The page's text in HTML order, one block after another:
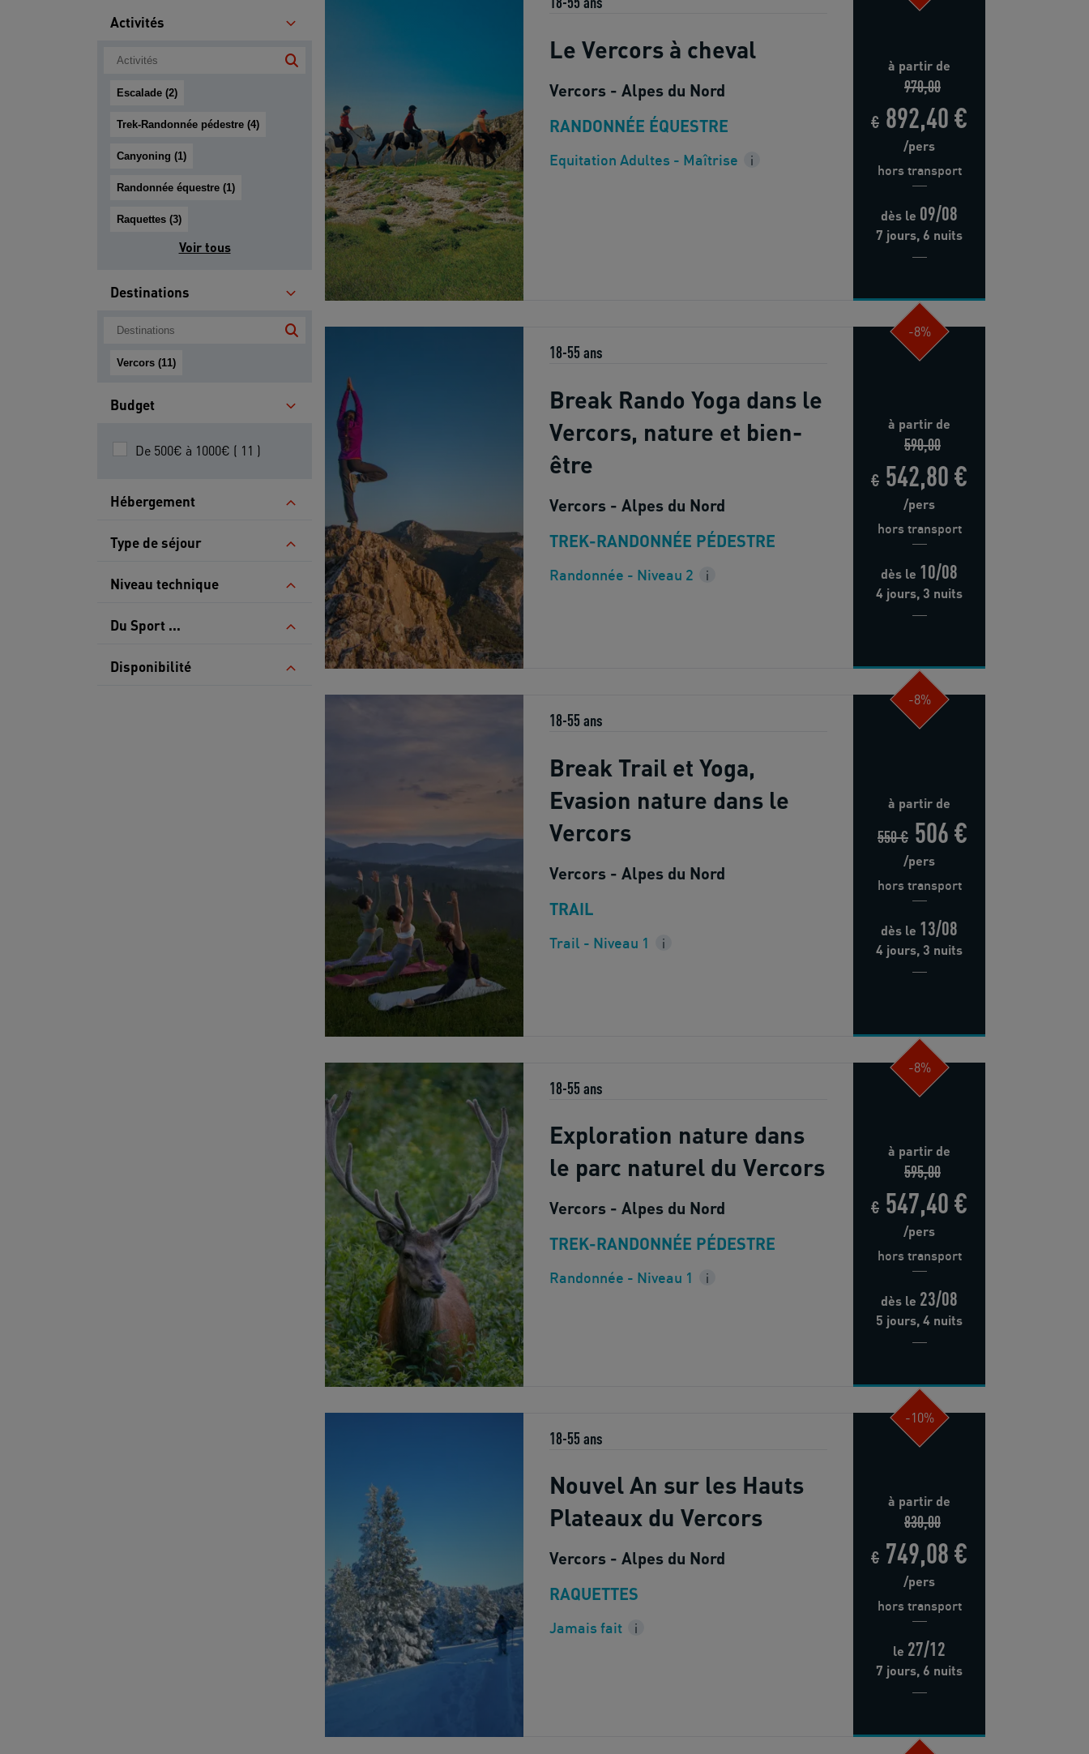
Activités
Escalade (2)
Trek-Randonnée pédestre (4)
Canyoning (1)
Randonnée équestre (1)
Raquettes (3)
Voir tous
Destinations
Vercors (11)
Budget
De 500€ à 1000€ ( 11 )
Hébergement
Type de séjour
Niveau technique
Du Sport ...
Disponibilité
Le Vercors à cheval
Vercors - Alpes du Nord
RANDONNÉE ÉQUESTRE
Equitation Adultes - Maîtrise i
à partir de
970,00
€ 892,40 €
/pers
hors transport
dès le 09/08
7 jours, 6 nuits
18-55 ans
Break Rando Yoga dans le
Vercors, nature et bien-
être
Vercors - Alpes du Nord
TREK-RANDONNÉE PÉDESTRE
Randonnée - Niveau 2 i
-8%
à partir de
590,00
€ 542,80 €
/pers
hors transport
dès le 10/08
4 jours, 3 nuits
18-55 ans
Break Trail et Yoga,
Evasion nature dans le
Vercors
Vercors - Alpes du Nord
TRAIL
Trail - Niveau 1 i
-8%
à partir de
550 € 506 €
/pers
hors transport
dès le 13/08
4 jours, 3 nuits
18-55 ans
Exploration nature dans
le parc naturel du Vercors
Vercors - Alpes du Nord
TREK-RANDONNÉE PÉDESTRE
Randonnée - Niveau 1 i
-8%
à partir de
595,00
€ 547,40 €
/pers
hors transport
dès le 23/08
5 jours, 4 nuits
18-55 ans
Nouvel An sur les Hauts
Plateaux du Vercors
Vercors - Alpes du Nord
RAQUETTES
Jamais fait i
-10%
à partir de
830,00
€ 749,08 €
/pers
hors transport
le 27/12
7 jours, 6 nuits